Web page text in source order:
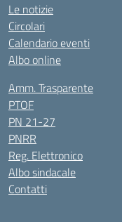
Le notizie
Circolari
Calendario eventi
Albo online
Amm. Trasparente
PTOF
PN 21-27
PNRR
Reg. Elettronico
Albo sindacale
Contatti